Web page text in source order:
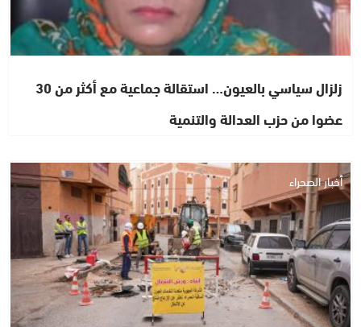
زلزال سياسي بالعيون… استقالة جماعية مع أكثر من 30
عضوا من حزب العدالة والتنمية
أخبار الصحراء